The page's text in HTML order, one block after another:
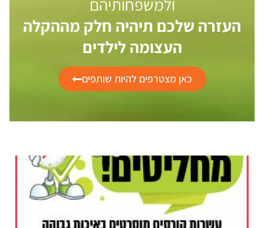
ולמשפחותיהם
העזרה שלכם תיהיה חלק מההקלה
העצומה לילדים
כאן מצטרפים להיות שותפים